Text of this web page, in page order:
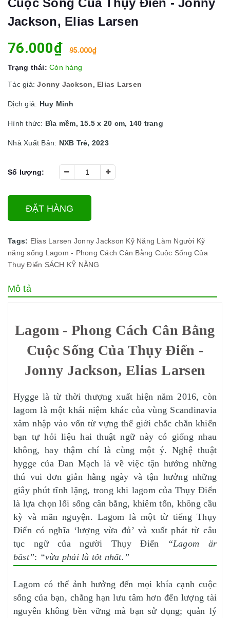
Jackson, Elias Larsen
76.000₫ 95.000₫
Trạng thái: Còn hàng
Tác giả:Jonny Jackson, Elias Larsen
Dịch giả: Huy Minh
Hình thức: Bìa mềm, 15.5 x 20 cm, 140 trang
Nhà Xuất Bản: NXB Trẻ, 2023
Số lượng:
ĐẶT HÀNG
Tags: Elias Larsen Jonny Jackson Kỹ Năng Làm Người Kỹ
năng sống Lagom - Phong Cách Cân Bằng Cuộc Sống Của
Thụy Điển SÁCH KỸ NĂNG
Mô tả
Lagom - Phong Cách Cân Bằng
Cuộc Sống Của Thụy Điển -
Jonny Jackson, Elias Larsen
Hygge là từ thời thượng xuất hiện năm 2016, còn
lagom là một khái niệm khác của vùng Scandinavia
xâm nhập vào vốn từ vựng thế giới chắc chắn khiến
bạn tự hỏi liệu hai thuật ngữ này có giống nhau
không, hay thậm chí là cùng một ý. Nghệ thuật
hygge của Đan Mạch là về việc tận hưởng những
thú vui đơn giản hằng ngày và tận hưởng những
giây phút tĩnh lặng, trong khi lagom của Thụy Điển
là lựa chọn lối sống cân bằng, khiêm tốn, không cầu
kỳ và mãn nguyện. Lagom là một từ tiếng Thụy
Điển có nghĩa ‘lượng vừa đủ’ và xuất phát từ câu
tục ngữ của người Thụy Điển
“Lagom är
bäst”: “vừa phải là tốt nhất.”
Lagom có thể ảnh hưởng đến mọi khía cạnh cuộc
sống của bạn, chẳng hạn lưu tâm hơn đến lượng tài
nguyên không bền vững mà bạn sử dụng; quản lý